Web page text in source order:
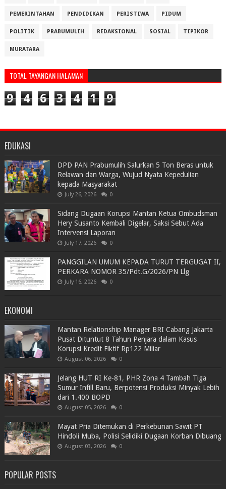
PEMERINTAHAN PENDIDIKAN PERISTIWA PIDUM
POLITIK PRABUMULIH REDAKSIONAL SOSIAL TIPIKOR
MURATARA
TOTAL TAYANGAN HALAMAN
9 4 6 3 4 1 9
EDUKASI
DPD PAN Prabumulih Salurkan 5 Ton Beras untuk
Relawan dan Warga, Wujud Nyata Kepedulian
kepada Masyarakat
July 26, 2026 0
Sidang Dugaan Korupsi Mantan Ketua Ombudsman
Hery Susanto Kembali Digelar, Saksi Sebut Ada
Intervensi Laporan
July 17, 2026 0
PANGGILAN UMUM KEPADA TURUT TERGUGAT II,
PERKARA NOMOR 35/Pdt.G/2026/PN Llg
July 16, 2026 0
EKONOMI
Mantan Relationship Manager BRI Cabang Jakarta
Pusat Dituntut 8 Tahun Penjara dalam Kasus
Korupsi Kredit Fiktif Rp122 Miliar
August 06, 2026 0
Jelang HUT RI Ke-81, PHR Zona 4 Tambah Tiga
Sumur Infill Baru, Berpotensi Produksi Minyak Lebih
dari 1.400 BOPD
August 05, 2026 0
Mayat Pria Ditemukan di Perkebunan Sawit PT
Hindoli Muba, Polisi Selidiki Dugaan Korban Dibuang
August 03, 2026 0
POPULAR POSTS